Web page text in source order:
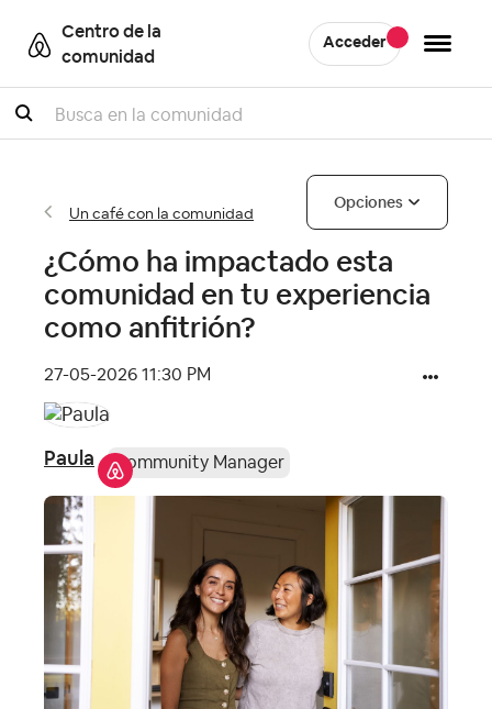
Centro de la
comunidad
Acceder
Buscar
Un café con la comunidad
Opciones
¿Cómo ha impactado esta
comunidad en tu experiencia
como anfitrión?
‎27-05-2026 11:30 PM
Paula Community Manager